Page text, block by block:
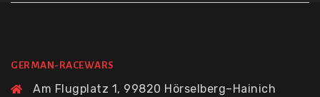
GERMAN-RACEWARS
Am Flugplatz 1, 99820 Hörselberg–Hainich